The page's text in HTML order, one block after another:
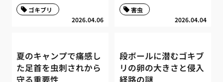
2026.04.06
ゴキブリ
2026.04.04
害虫
夏のキャンプで痛感し
た足首を虫刺されから
守る重要性
段ボールに潜むゴキブ
リの卵の大きさと侵入
経路の謎